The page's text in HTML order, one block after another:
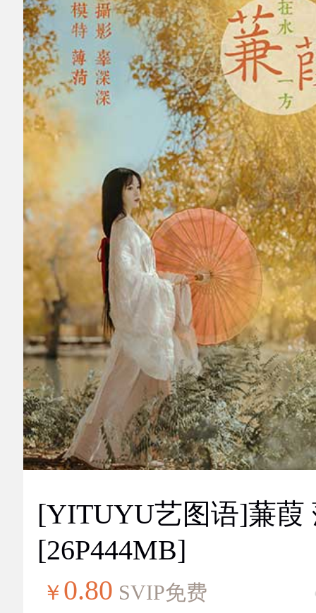
[YITUYU艺图语]蒹葭
[26P444MB]
￥ 0.80 SVIP免费